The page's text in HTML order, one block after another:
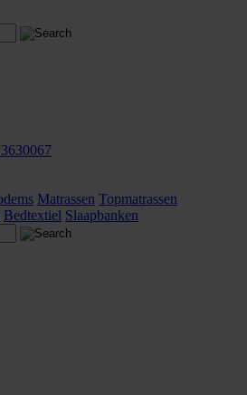
Matrassen Topmatrassen
Bedtextiel Slaapbanken